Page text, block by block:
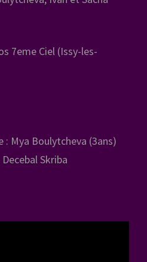
7eme Ciel (Issy-les-
: Mya Boulytcheva (3ans)
Skriba